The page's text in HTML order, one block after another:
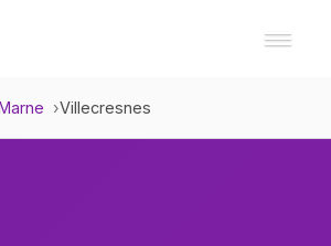
Villecresnes